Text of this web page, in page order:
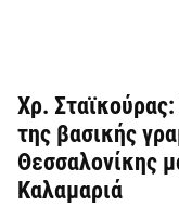
Χρ.
της βασικής
Θεσσαλονίκης
Καλαμαριά